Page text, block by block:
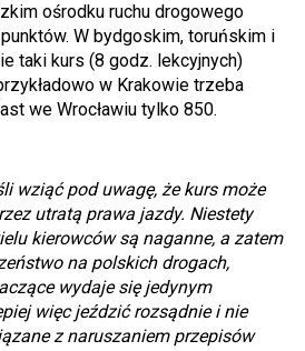
ośrodku ruchu drogowego
W bydgoskim, toruńskim i
taki kurs (8 godz. lekcyjnych)
w Krakowie trzeba
we Wrocławiu tylko 850.
wziąć pod uwagę, że kurs może
utratą prawa jazdy. Niestety
kierowców są naganne, a zatem
na polskich drogach,
wydaje się jedynym
więc jeździć rozsądnie i nie
z naruszaniem przepisów